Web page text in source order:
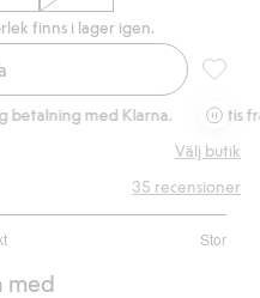
finns i lager igen.
med Klarna.
Gratis
Välj butik
Stor
35 recensioner
med